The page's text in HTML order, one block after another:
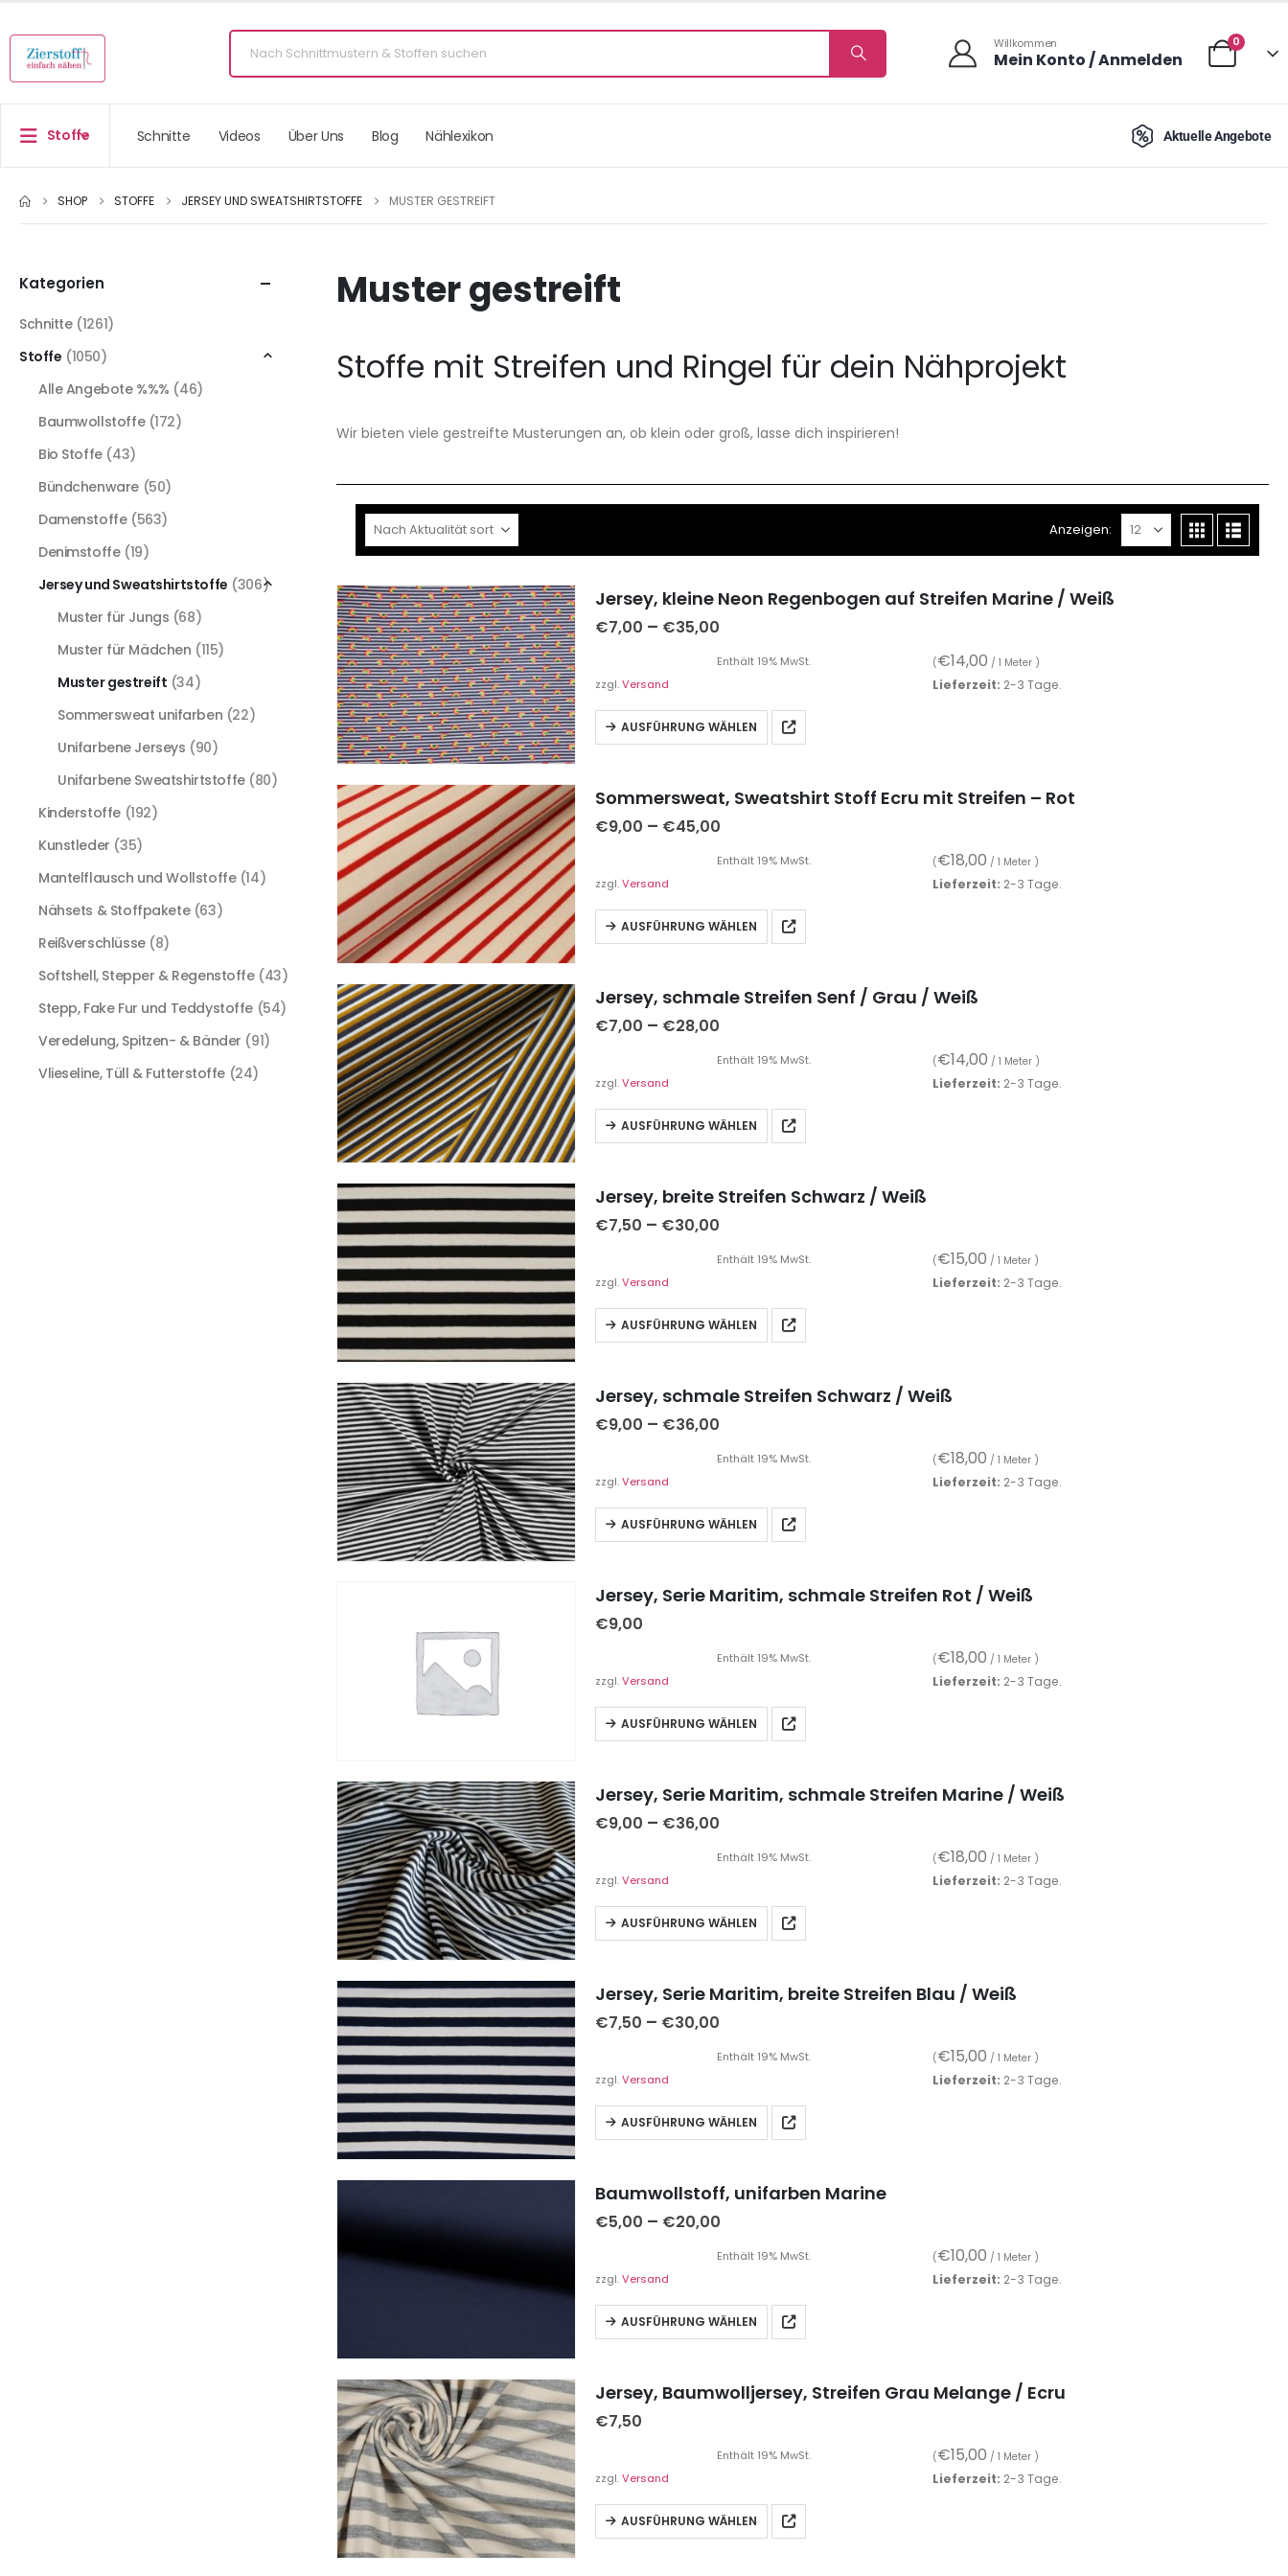
Willkommen
Mein Konto / Anmelden
0
Stoffe Schnitte Videos Über Uns Blog Nählexikon Aktuelle Angebote
SHOP STOFFE JERSEY UND SWEATSHIRTSTOFFE MUSTER GESTREIFT
Muster gestreift
Stoffe mit Streifen und Ringel für dein Nähprojekt
Wir bieten viele gestreifte Musterungen an, ob klein oder groß, lasse dich inspirieren!
Anzeigen:
Jersey, kleine Neon Regenbogen auf Streifen Marine / Weiß
€7,00 – €35,00
Enthält 19% MwSt. (€14,00 / 1 Meter )
zzgl.Versand Lieferzeit: 2-3 Tage.
AUSFÜHRUNG WÄHLEN
Sommersweat, Sweatshirt Stoff Ecru mit Streifen – Rot
€9,00 – €45,00
Enthält 19% MwSt. (€18,00 / 1 Meter )
zzgl.Versand Lieferzeit: 2-3 Tage.
AUSFÜHRUNG WÄHLEN
Jersey, schmale Streifen Senf / Grau / Weiß
€7,00 – €28,00
Enthält 19% MwSt. (€14,00 / 1 Meter )
zzgl.Versand Lieferzeit: 2-3 Tage.
AUSFÜHRUNG WÄHLEN
Jersey, breite Streifen Schwarz / Weiß
€7,50 – €30,00
Enthält 19% MwSt. (€15,00 / 1 Meter )
zzgl.Versand Lieferzeit: 2-3 Tage.
AUSFÜHRUNG WÄHLEN
Jersey, schmale Streifen Schwarz / Weiß
€9,00 – €36,00
Enthält 19% MwSt. (€18,00 / 1 Meter )
zzgl.Versand Lieferzeit: 2-3 Tage.
AUSFÜHRUNG WÄHLEN
Jersey, Serie Maritim, schmale Streifen Rot / Weiß
€9,00
Enthält 19% MwSt. (€18,00 / 1 Meter )
zzgl.Versand Lieferzeit: 2-3 Tage.
AUSFÜHRUNG WÄHLEN
Jersey, Serie Maritim, schmale Streifen Marine / Weiß
€9,00 – €36,00
Enthält 19% MwSt. (€18,00 / 1 Meter )
zzgl.Versand Lieferzeit: 2-3 Tage.
AUSFÜHRUNG WÄHLEN
Jersey, Serie Maritim, breite Streifen Blau / Weiß
€7,50 – €30,00
Enthält 19% MwSt. (€15,00 / 1 Meter )
zzgl.Versand Lieferzeit: 2-3 Tage.
AUSFÜHRUNG WÄHLEN
Baumwollstoff, unifarben Marine
€5,00 – €20,00
Enthält 19% MwSt. (€10,00 / 1 Meter )
zzgl.Versand Lieferzeit: 2-3 Tage.
AUSFÜHRUNG WÄHLEN
Jersey, Baumwolljersey, Streifen Grau Melange / Ecru
€7,50
Enthält 19% MwSt. (€15,00 / 1 Meter )
zzgl.Versand Lieferzeit: 2-3 Tage.
AUSFÜHRUNG WÄHLEN
Kategorien
Schnitte (1261)
Stoffe (1050)
Alle Angebote %%% (46)
Baumwollstoffe (172)
Bio Stoffe (43)
Bündchenware (50)
Damenstoffe (563)
Denimstoffe (19)
Jersey und Sweatshirtstoffe (306)
Muster für Jungs (68)
Muster für Mädchen (115)
Muster gestreift (34)
Sommersweat unifarben (22)
Unifarbene Jerseys (90)
Unifarbene Sweatshirtstoffe (80)
Kinderstoffe (192)
Kunstleder (35)
Mantelflausch und Wollstoffe (14)
Nähsets & Stoffpakete (63)
Reißverschlüsse (8)
Softshell, Stepper & Regenstoffe (43)
Stepp, Fake Fur und Teddystoffe (54)
Veredelung, Spitzen- & Bänder (91)
Vlieseline, Tüll & Futterstoffe (24)